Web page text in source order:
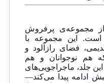
مجموعه‌ی پرفروش
است. این مجموعه با
فضای رازآلود و
هم نوجوانان و هم
جلد، ماجراجویی‌های
ادامه پیدا می‌کند—